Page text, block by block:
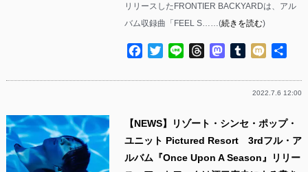
リリースしたFRONTIER BACKYARDは、アル
バム収録曲「FEEL S……(続きを読む)
Facebook
TwitterLine ThreadsMastodon
Tumblr
Mixi
2022.7.6 12:00
【NEWS】リゾート・シンセ・ポップ・
ユニット Pictured Resort 3rdフル・ア
ルバム『Once Upon A Season』リリー